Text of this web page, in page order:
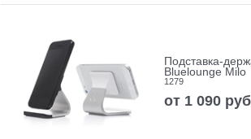
Подставка-
Bluelounge Milo
1279
от 1 090 руб